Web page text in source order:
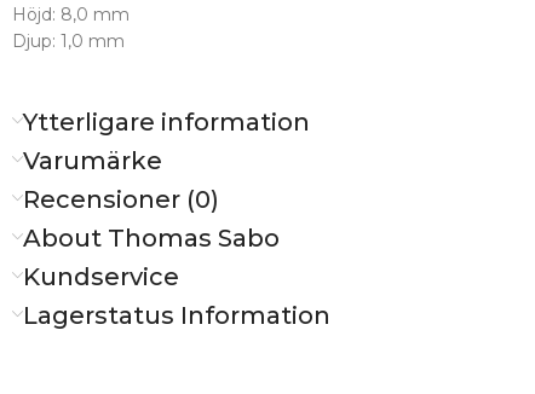
Höjd: 8,0 mm
Djup: 1,0 mm
Ytterligare information
Varumärke
Recensioner (0)
About Thomas Sabo
Kundservice
Lagerstatus Information